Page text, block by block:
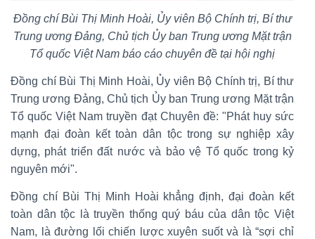
Đồng chí Bùi Thị Minh Hoài, Ủy viên Bộ Chính trị, Bí thư
Trung ương Đảng, Chủ tịch Ủy ban Trung ương Mặt trận
Tổ quốc Việt Nam báo cáo chuyên đề tại hội nghị
Đồng chí Bùi Thị Minh Hoài, Ủy viên Bộ Chính trị, Bí thư
Trung ương Đảng, Chủ tịch Ủy ban Trung ương Mặt trận
Tổ quốc Việt Nam truyền đạt Chuyên đề: "Phát huy sức
mạnh đại đoàn kết toàn dân tộc trong sự nghiệp xây
dựng, phát triển đất nước và bảo vệ Tổ quốc trong kỷ
nguyên mới".
Đồng chí Bùi Thị Minh Hoài khẳng định, đại đoàn kết
toàn dân tộc là truyền thống quý báu của dân tộc Việt
Nam, là đường lối chiến lược xuyên suốt và là “sợi chỉ